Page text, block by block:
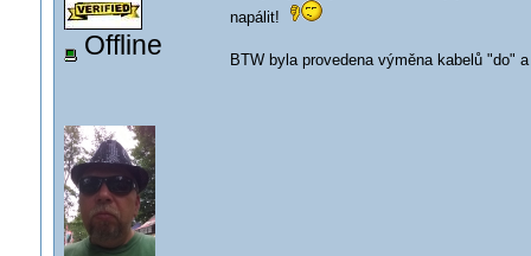
Offline
napálit!
BTW byla provedena výměna kabelů "do"